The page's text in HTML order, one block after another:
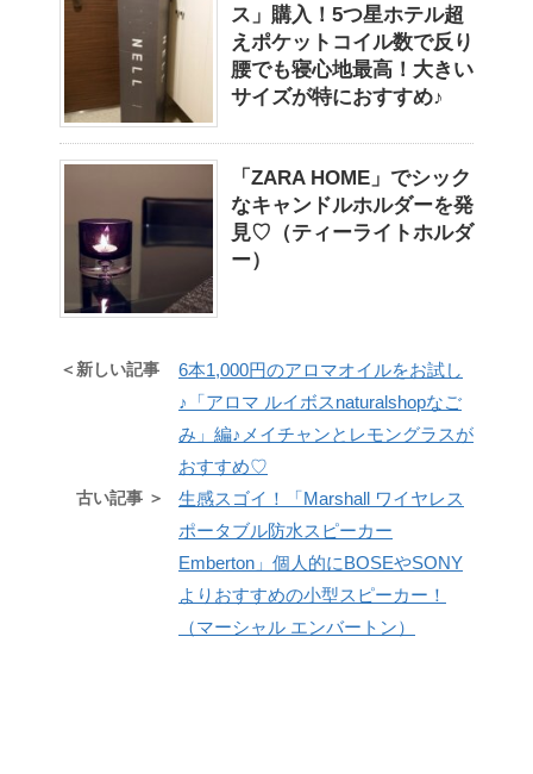
ス」購入！5つ星ホテル超
えポケットコイル数で反り
腰でも寝心地最高！大きい
サイズが特におすすめ♪
「ZARA HOME」でシック
なキャンドルホルダーを発
見♡（ティーライトホルダ
ー）
＜新しい記事
6本1,000円のアロマオイルをお試し
♪「アロマ ルイボスnaturalshopなご
み」編♪メイチャンとレモングラスが
おすすめ♡
古い記事 ＞
生感スゴイ！「Marshall ワイヤレス
ポータブル防水スピーカー
Emberton」個人的にBOSEやSONY
よりおすすめの小型スピーカー！
（マーシャル エンバートン）